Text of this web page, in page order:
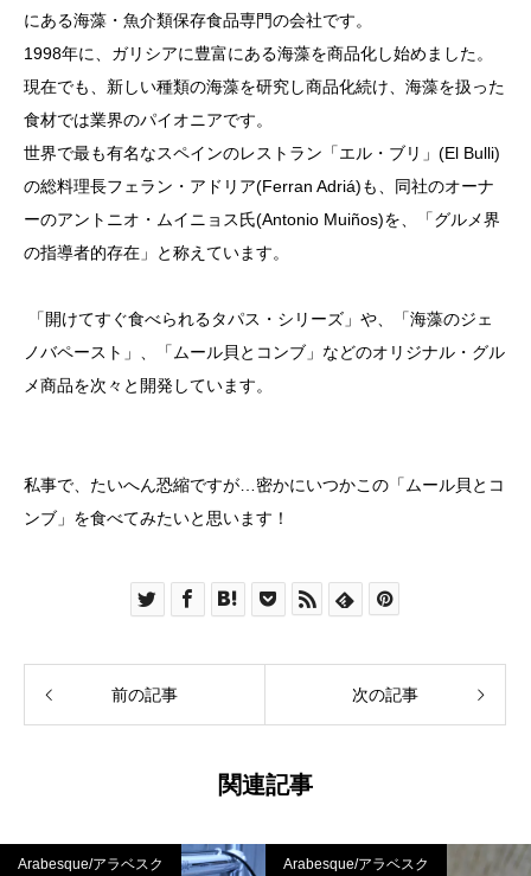
にある海藻・魚介類保存食品専門の会社です。
1998年に、ガリシアに豊富にある海藻を商品化し始めました。
現在でも、新しい種類の海藻を研究し商品化続け、海藻を扱った
食材では業界のパイオニアです。
世界で最も有名なスペインのレストラン「エル・ブリ」(El Bulli)
の総料理長フェラン・アドリア(Ferran Adriá)も、同社のオーナ
ーのアントニオ・ムイニョス氏(Antonio Muiños)を、「グルメ界
の指導者的存在」と称えています。
「開けてすぐ食べられるタパス・シリーズ」や、「海藻のジェ
ノバペースト」、「ムール貝とコンブ」などのオリジナル・グル
メ商品を次々と開発しています。
私事で、たいへん恐縮ですが…密かにいつかこの「ムール貝とコ
ンブ」を食べてみたいと思います！
前の記事 次の記事
関連記事
Arabesque/アラベスク Arabesque/アラベスク